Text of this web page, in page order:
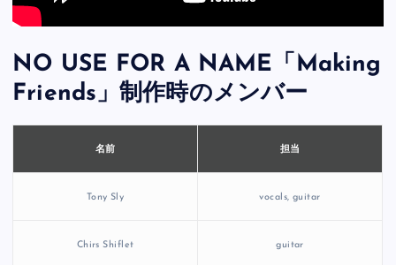
NO USE FOR A NAME「Making
Friends」制作時のメンバー
名前 担当
Tony Sly vocals, guitar
Chirs Shiflet guitar